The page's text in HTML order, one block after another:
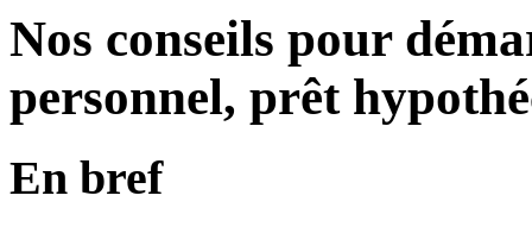
Nos conseils pour
personnel, prêt
En bref